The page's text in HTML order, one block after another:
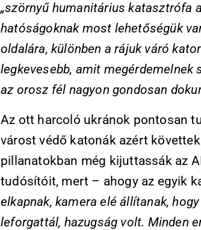
„szörnyű humanitárius katasztrófa
hatóságoknak most lehetőségük
oldalára, különben a rájuk váró
legkevesebb, amit megérdemelnek
az orosz fél nagyon gondosan
Az ott harcoló ukránok pontosan
várost védő katonák azért
pillanatokban még kijuttassák az
tudósítóit, mert – ahogy az egyik
elkapnak, kamera elé állítanak,
leforgattál, hazugság volt. Minden